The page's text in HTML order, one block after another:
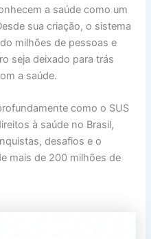
a saúde como um
sua criação, o sistema
milhões de pessoas e
seja deixado para trás
a saúde.
como o SUS
à saúde no Brasil,
desafios e o
mais de 200 milhões de